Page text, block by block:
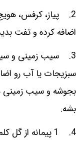
2. پیاز، کرفس،
اضافه کرده و تفت بدید تا
3. سیب زمینی و
بجوشه و سیب زمینی
بشه.
4. 1 پیمانه از